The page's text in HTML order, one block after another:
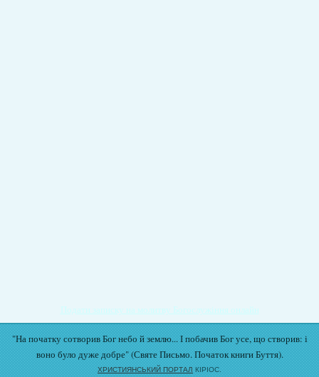
Подати записку на молитву Богослужіння онлайн
"На початку сотворив Бог небо й землю... І побачив Бог усе, що створив: і
воно було дуже добре" (Святе Письмо. Початок книги Буття).
ХРИСТИЯНСЬКИЙ ПОРТАЛ КІРІОС.